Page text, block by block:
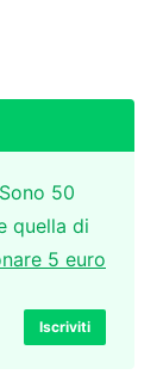
50
quella di
5 euro
Iscriviti